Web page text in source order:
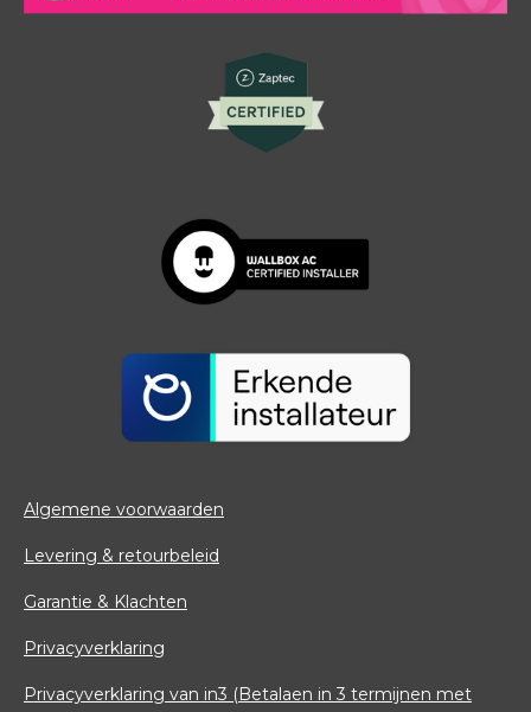
Algemene voorwaarden
Levering & retourbeleid
Garantie & Klachten
Privacyverklaring
Privacyverklaring van in3 (Betalaen in 3 termijnen met